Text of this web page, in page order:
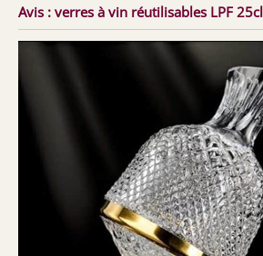
Avis : verres à vin réutilisables LPF